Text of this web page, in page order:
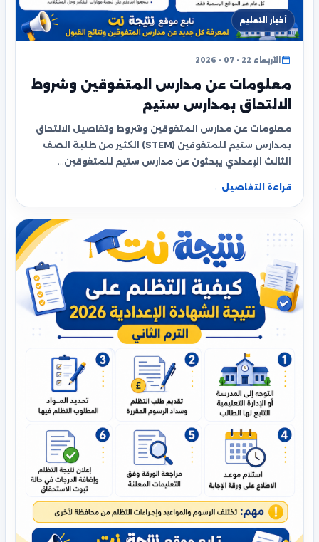
أخبار التعليم
الأربعاء 22 - 07 - 2026
معلومات عن مدارس المتفوقين وشروط
الالتحاق بمدارس ستيم
معلومات عن مدارس المتفوقين وشروط وتفاصيل الالتحاق
بمدارس ستيم للمتفوقين (STEM) الكثير من طلبة الصف
الثالث الإعدادي يبحثون عن مدارس ستيم للمتفوقين…
قراءة التفاصيل ←